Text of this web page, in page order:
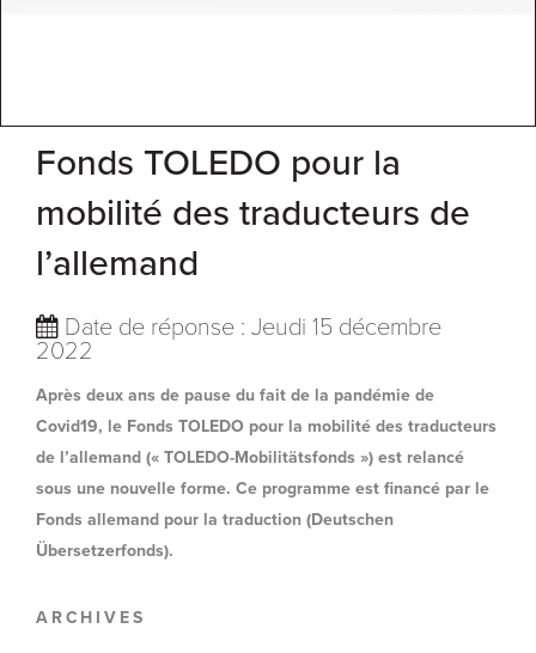
Fonds TOLEDO pour la
mobilité des traducteurs de
l’allemand
Date de réponse : Jeudi 15 décembre
2022
Après deux ans de pause du fait de la pandémie de
Covid19, le Fonds TOLEDO pour la mobilité des traducteurs
de l’allemand (« TOLEDO-Mobilitätsfonds ») est relancé
sous une nouvelle forme. Ce programme est financé par le
Fonds allemand pour la traduction (Deutschen
Übersetzerfonds).
ARCHIVES